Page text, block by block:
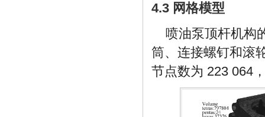
4.3 网格模型
喷油泵顶杆机构
筒、连接螺钉和滚
节点数为 223 064